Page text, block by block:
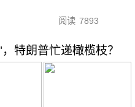
阅读 7893
特朗普忙递橄榄枝？